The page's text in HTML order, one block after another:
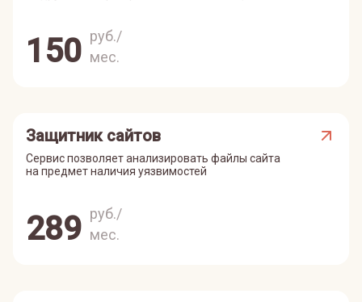
150 руб./
мес.
Защитник сайтов
Сервис позволяет анализировать файлы сайта
на предмет наличия уязвимостей
289 руб./
мес.